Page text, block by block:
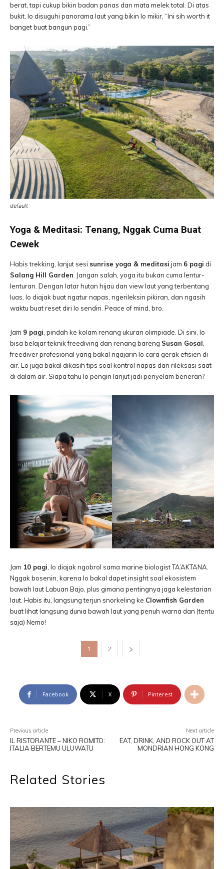
berat, tapi cukup bikin badan panas dan mata melek total. Di atas
bukit, lo disuguhi panorama laut yang bikin lo mikir, “Ini sih worth it
banget buat bangun pagi.”
default
Yoga & Meditasi: Tenang, Nggak Cuma Buat
Cewek
Habis trekking, lanjut sesi sunrise yoga & meditasi jam 6 pagi di
Salang Hill Garden. Jangan salah, yoga itu bukan cuma lentur-
lenturan. Dengan latar hutan hijau dan view laut yang terbentang
luas, lo diajak buat ngatur napas, ngerileksin pikiran, dan ngasih
waktu buat reset diri lo sendiri. Peace of mind, bro.
Jam 9 pagi, pindah ke kolam renang ukuran olimpiade. Di sini, lo
bisa belajar teknik freediving dan renang bareng Susan Gosal,
freediver profesional yang bakal ngajarin lo cara gerak efisien di
air. Lo juga bakal dikasih tips soal kontrol napas dan rileksasi saat
di dalam air. Siapa tahu lo pengin lanjut jadi penyelam beneran?
Jam 10 pagi, lo diajak ngobrol sama marine biologist TA’AKTANA.
Nggak bosenin, karena lo bakal dapet insight soal ekosistem
bawah laut Labuan Bajo, plus gimana pentingnya jaga kelestarian
laut. Habis itu, langsung terjun snorkeling ke Clownfish Garden
buat lihat langsung dunia bawah laut yang penuh warna dan (tentu
saja) Nemo!
1 2
Facebook X Pinterest
Previous article
IL RISTORANTE – NIKO ROMITO:
ITALIA BERTEMU ULUWATU
Next article
EAT, DRINK, AND ROCK OUT AT
MONDRIAN HONG KONG
Related Stories